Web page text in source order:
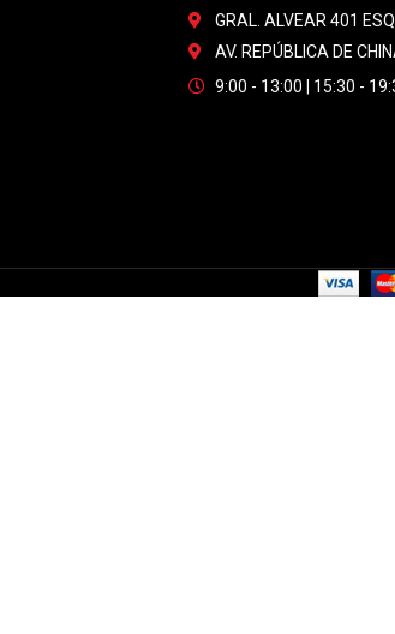
GRAL. ALVEAR 401
AV. REPÚBLICA DE
9:00 - 13:00 | 15:30 -